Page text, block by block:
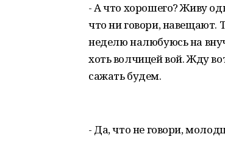
- А что хорошего? Живу
что ни говори, навещают.
неделю налюбуюсь на
хоть волчицей вой. Жду
сажать будем.
- Да, что не говори,